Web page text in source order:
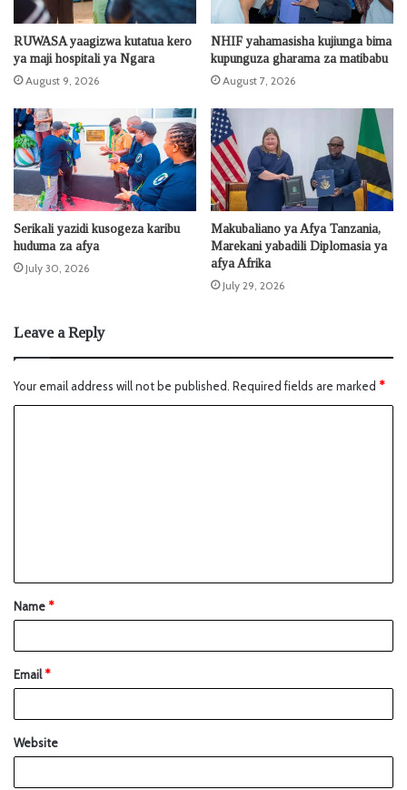
RUWASA yaagizwa kutatua kero
ya maji hospitali ya Ngara
August 9, 2026
NHIF yahamasisha kujiunga bima
kupunguza gharama za matibabu
August 7, 2026
Serikali yazidi kusogeza karibu
huduma za afya
July 30, 2026
Makubaliano ya Afya Tanzania,
Marekani yabadili Diplomasia ya
afya Afrika
July 29, 2026
Leave a Reply
Your email address will not be published. Required fields are marked *
Name*
Email*
Website